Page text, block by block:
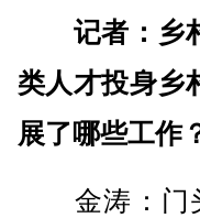
记者：乡
类人才投身乡
展了哪些工作
金涛：门头